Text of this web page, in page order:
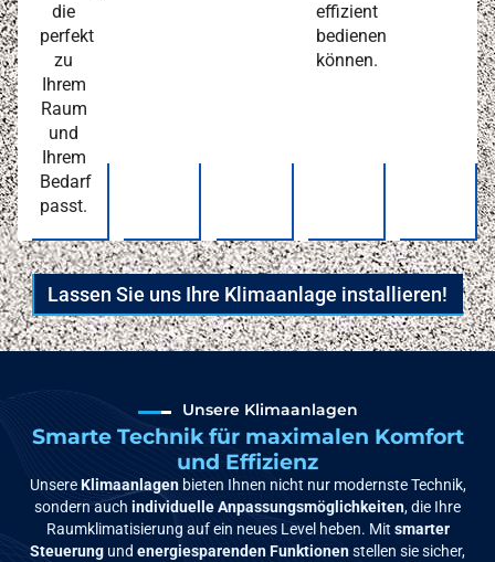
die
perfekt
zu
Ihrem
Raum
und
Ihrem
Bedarf
passt.
effizient
bedienen
können.
Lassen Sie uns Ihre Klimaanlage installieren!
Unsere Klimaanlagen
Smarte Technik für maximalen Komfort
und Effizienz
UnsereKlimaanlagenbieten Ihnen nicht nur modernste Technik,
sondern auch individuelle Anpassungsmöglichkeiten, die Ihre
Raumklimatisierung auf ein neues Level heben. Mit smarter
Steuerung und energiesparenden Funktionenstellen sie sicher,